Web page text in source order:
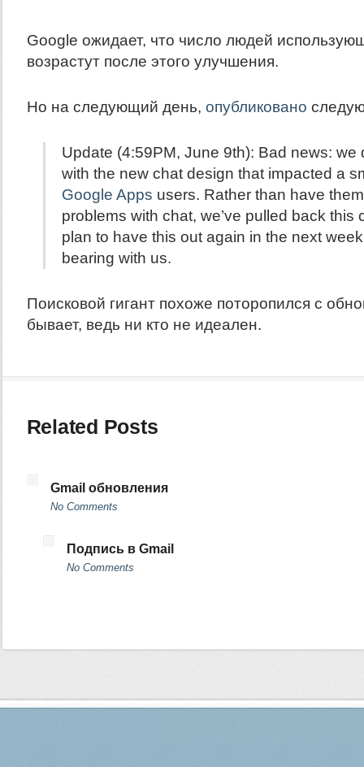
Google ожидает, что число людей
возрастут после этого улучшения.
Но на следующий день, опубликовано
Update (4:59PM, June 9th): Bad news: we
with the new chat design that impacted a
Google Apps users. Rather than have
problems with chat, we’ve pulled back this
plan to have this out again in the next
bearing with us.
Поисковой гигант похоже поторопился с
бывает, ведь ни кто не идеален.
Related Posts
Gmail обновления
No Comments
Подпись в Gmail
No Comments